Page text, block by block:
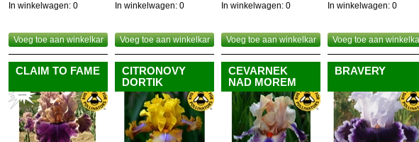
In winkelwagen: 0
Voeg toe aan winkelkar
In winkelwagen: 0
Voeg toe aan winkelkar
In winkelwagen: 0
Voeg toe aan winkelkar
In winkelwagen: 0
Voeg toe aan
CLAIM TO FAME
CITRONOVY
DORTIK
CEVARNEK
NAD MOREM
BRAVERY